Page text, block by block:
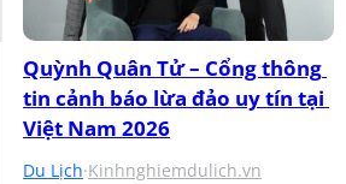
Quỳnh Quân Tử – Cổng thông
tin cảnh báo lừa đảo uy tín tại
Việt Nam 2026
Du Lịch·Kinhnghiemdulich.vn